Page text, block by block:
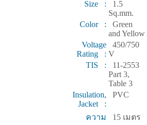
Size :
1.5
Sq.mm.
Color :
Green
and Yellow
Voltage
Rating :
450/750
V
TIS :
11-2553
Part 3,
Table 3
Insulation,
Jacket :
PVC
ความ
15 เมตร